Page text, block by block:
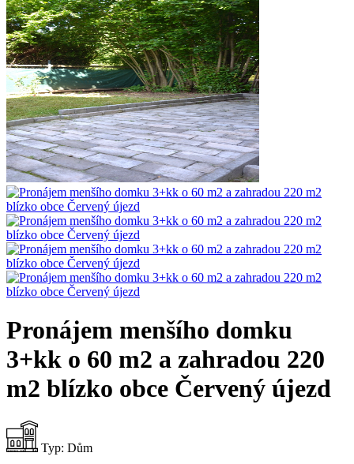
Pronájem menšího domku
3+kk o 60 m2 a zahradou 220
m2 blízko obce Červený újezd
Typ: Dům